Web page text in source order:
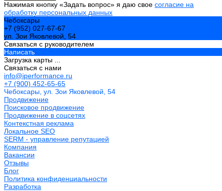
Нажимая кнопку «Задать вопрос» я даю свое согласие на
обработку персональных данных
Чебоксары
+7 (952) 027-67-67
ул. Зои Яковлевой, 54
Связаться с руководителем
Написать
Загрузка карты ...
Связаться с нами
info@iperformance.ru
+7 (900) 452-65-65
Чебоксары, ул. Зои Яковлевой, 54
Продвижение
Поисковое продвижение
Продвижение в соцсетях
Контекстная реклама
Локальное SEO
SERM - управление репутацией
Компания
Вакансии
Отзывы
Блог
Политика конфиденциальности
Разработка